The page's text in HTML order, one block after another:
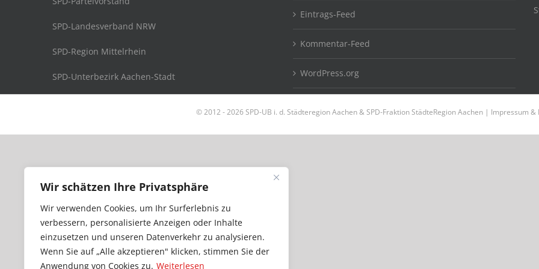
Wir schätzen Ihre Privatsphäre
Wir verwenden Cookies, um Ihr Surferlebnis zu
verbessern, personalisierte Anzeigen oder Inhalte
einzusetzen und unseren Datenverkehr zu analysieren.
Wenn Sie auf „Alle akzeptieren" klicken, stimmen Sie der
Anwendung von Cookies zu. Weiterlesen
SPD-Landesverband NRW
SPD-Region Mittelrhein
SPD-Unterbezirk Aachen-Stadt
Eintrags-Feed
Kommentar-Feed
WordPress.org
© 2012 -2026 SPD-UB i. d. Städteregion Aachen & SPD-Fraktion StädteRegion Aachen | Impressum &